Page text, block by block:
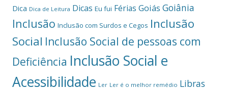
Dica Dica de Leitura Dicas Eu fui Férias Goiás Goiânia
Inclusão Inclusão com Surdos e Cegos Inclusão
Social Inclusão Social de pessoas com
Deficiência Inclusão Social e
Acessibilidade Ler Ler é o melhor remédio Libras